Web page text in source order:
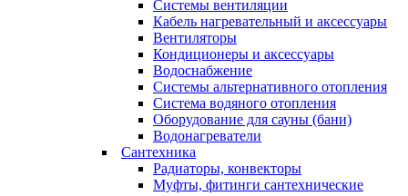
Системы вентиляции
Кабель нагревательный и аксессуары
Вентиляторы
Кондиционеры и аксессуары
Водоснабжение
Системы альтернативного отопления
Система водяного отопления
Оборудование для сауны (бани)
Водонагреватели
Сантехника
Радиаторы, конвекторы
Муфты, фитинги сантехнические